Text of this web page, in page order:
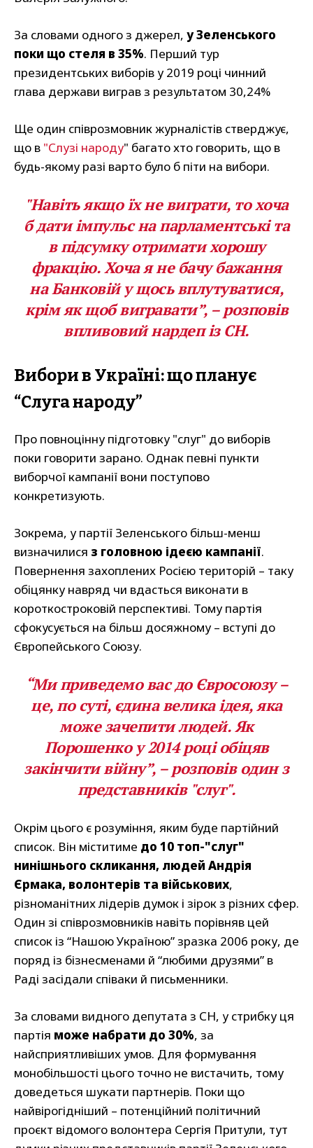
За словами одного з джерел, у Зеленського
поки що стеля в 35%. Перший тур
президентських виборів у 2019 році чинний
глава держави виграв з результатом 30,24%
Ще один співрозмовник журналістів стверджує,
що в "Слузі народу" багато хто говорить, що в
будь-якому разі варто було б піти на вибори.
"Навіть якщо їх не виграти, то хоча
б дати імпульс на парламентські та
в підсумку отримати хорошу
фракцію. Хоча я не бачу бажання
на Банковій у щось вплутуватися,
крім як щоб вигравати”, – розповів
впливовий нардеп із СН.
Вибори в Україні: що планує
“Слуга народу”
Про повноцінну підготовку "слуг" до виборів
поки говорити зарано. Однак певні пункти
виборчої кампанії вони поступово
конкретизують.
Зокрема, у партії Зеленського більш-менш
визначилися з головною ідеєю кампанії.
Повернення захоплених Росією територій – таку
обіцянку навряд чи вдасться виконати в
короткостроковій перспективі. Тому партія
сфокусується на більш досяжному – вступі до
Європейського Союзу.
“Ми приведемо вас до Євросоюзу –
це, по суті, єдина велика ідея, яка
може зачепити людей. Як
Порошенко у 2014 році обіцяв
закінчити війну”, – розповів один з
представників "слуг".
Окрім цього є розуміння, яким буде партійний
список. Він міститиме до 10 топ-"слуг"
нинішнього скликання, людей Андрія
Єрмака, волонтерів та військових,
різноманітних лідерів думок і зірок з різних сфер.
Один зі співрозмовників навіть порівняв цей
список із “Нашою Україною” зразка 2006 року, де
поряд із бізнесменами й “любими друзями” в
Раді засідали співаки й письменники.
За словами видного депутата з СН, у стрибку ця
партія може набрати до 30%, за
найсприятливіших умов. Для формування
монобільшості цього точно не вистачить, тому
доведеться шукати партнерів. Поки що
найвірогідніший – потенційний політичний
проєкт відомого волонтера Сергія Притули, тут